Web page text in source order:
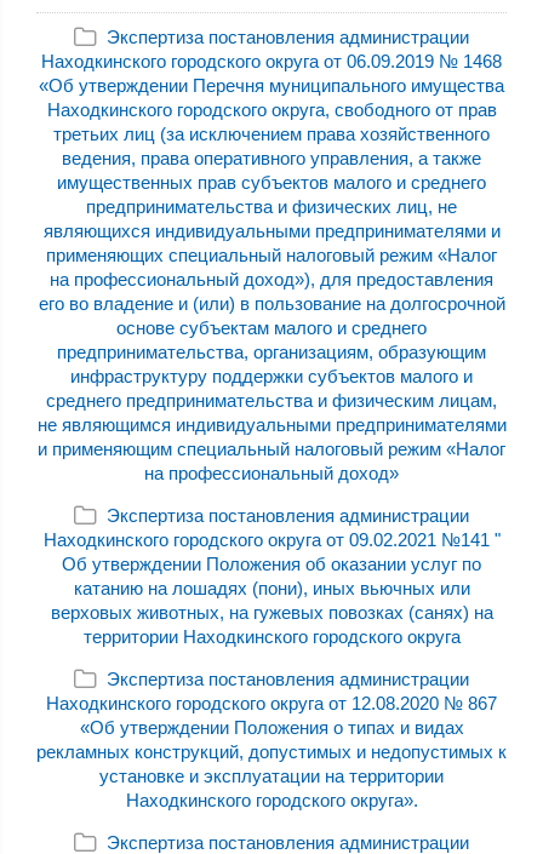
Экспертиза постановления администрации
Находкинского городского округа от 06.09.2019 № 1468
«Об утверждении Перечня муниципального имущества
Находкинского городского округа, свободного от прав
третьих лиц (за исключением права хозяйственного
ведения, права оперативного управления, а также
имущественных прав субъектов малого и среднего
предпринимательства и физических лиц, не
являющихся индивидуальными предпринимателями и
применяющих специальный налоговый режим «Налог
на профессиональный доход»), для предоставления
его во владение и (или) в пользование на долгосрочной
основе субъектам малого и среднего
предпринимательства, организациям, образующим
инфраструктуру поддержки субъектов малого и
среднего предпринимательства и физическим лицам,
не являющимся индивидуальными предпринимателями
и применяющим специальный налоговый режим «Налог
на профессиональный доход»
Экспертиза постановления администрации
Находкинского городского округа от 09.02.2021 №141 "
Об утверждении Положения об оказании услуг по
катанию на лошадях (пони), иных вьючных или
верховых животных, на гужевых повозках (санях) на
территории Находкинского городского округа
Экспертиза постановления администрации
Находкинского городского округа от 12.08.2020 № 867
«Об утверждении Положения о типах и видах
рекламных конструкций, допустимых и недопустимых к
установке и эксплуатации на территории
Находкинского городского округа».
Экспертиза постановления администрации